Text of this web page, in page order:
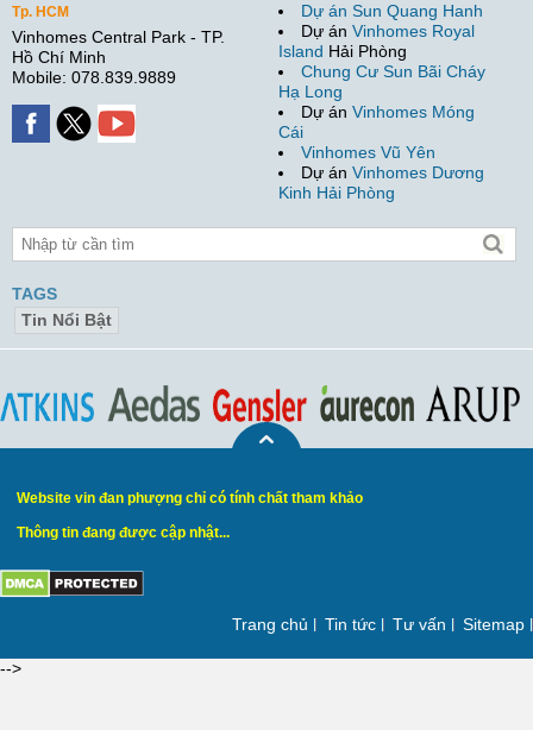
Tp. HCM
Vinhomes Central Park - TP.
Hồ Chí Minh
Mobile: 078.839.9889
Dự án Sun Quang Hanh
Dự án Vinhomes Royal
Island Hải Phòng
Chung Cư Sun Bãi Cháy
Hạ Long
Dự án Vinhomes Móng
Cái
Vinhomes Vũ Yên
Dự án Vinhomes Dương
Kinh Hải Phòng
TAGS
Tin Nổi Bật
Website vin đan phượng chỉ có tính chất tham khảo
Thông tin đang được cập nhật...
Trang chủ Tin tức Tư vấn Sitemap
-->